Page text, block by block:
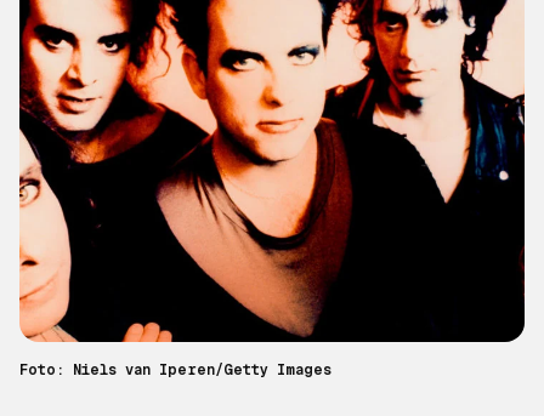
Foto: Niels van Iperen/Getty Images